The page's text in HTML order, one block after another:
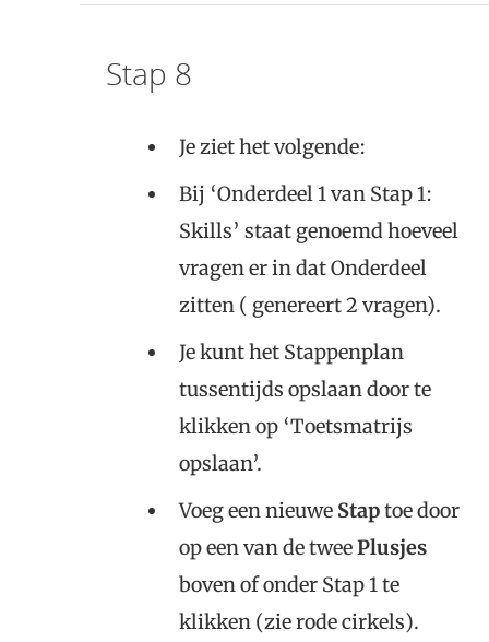
Stap 8
Je ziet het volgende:
Bij ‘Onderdeel 1 van Stap 1:
Skills’ staat genoemd hoeveel
vragen er in dat Onderdeel
zitten ( genereert 2 vragen).
Je kunt het Stappenplan
tussentijds opslaan door te
klikken op ‘Toetsmatrijs
opslaan’.
Voeg een nieuwe Staptoe door
op een van de tweePlusjes
boven of onder Stap 1 te
klikken (zie rode cirkels).